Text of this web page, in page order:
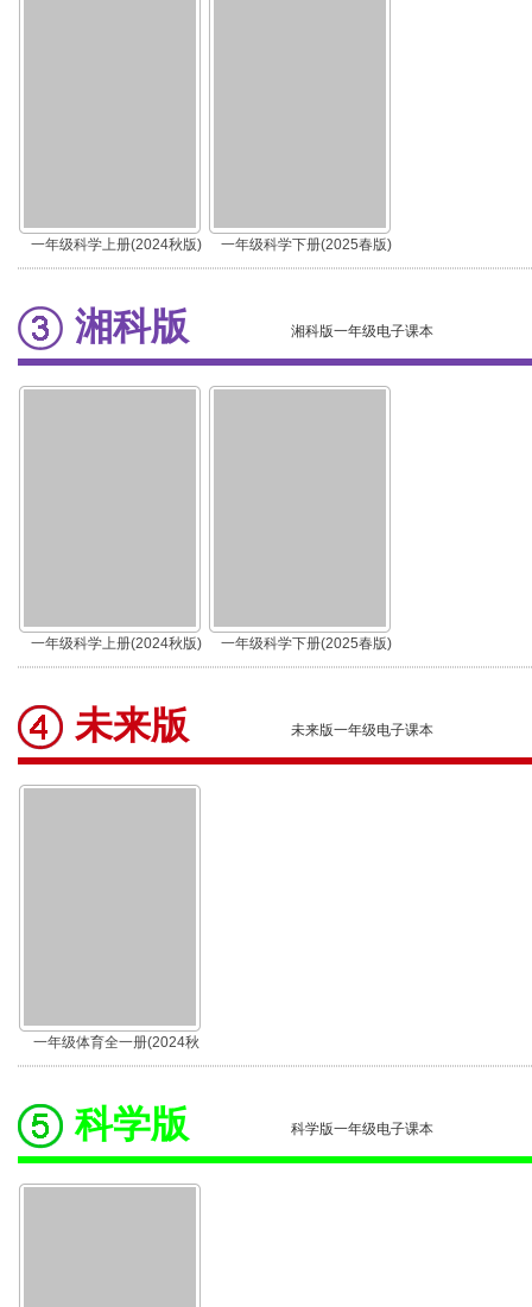
一年级科学上册(2024秋版) 一年级科学下册(2025春版)
湘科版 湘科版一年级电子课本
一年级科学上册(2024秋版) 一年级科学下册(2025春版)
未来版 未来版一年级电子课本
一年级体育全一册(2024秋
版)
科学版 科学版一年级电子课本